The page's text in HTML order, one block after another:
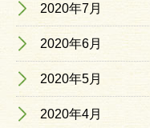
2020年7月
2020年6月
2020年5月
2020年4月